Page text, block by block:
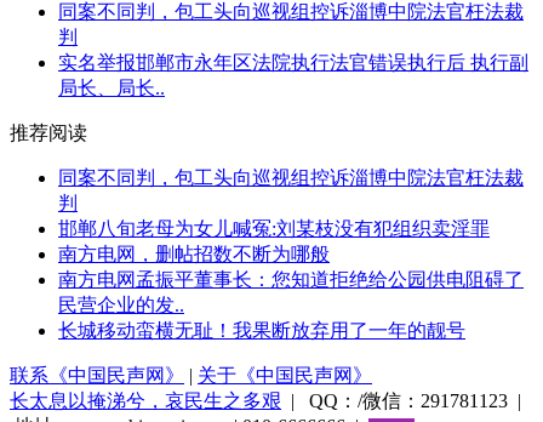
同案不同判，包工头向巡视组控诉淄博中院法官枉法裁
判
实名举报邯郸市永年区法院执行法官错误执行后 执行副
局长、局长..
推荐阅读
同案不同判，包工头向巡视组控诉淄博中院法官枉法裁
判
邯郸八旬老母为女儿喊冤:刘某枝没有犯组织卖淫罪
南方电网，删帖招数不断为哪般
南方电网孟振平董事长：您知道拒绝给公园供电阻碍了
民营企业的发..
长城移动蛮横无耻！我果断放弃用了一年的靓号
联系《中国民声网》 | 关于《中国民声网》
长太息以掩涕兮，哀民生之多艰 | QQ：/微信：291781123 |